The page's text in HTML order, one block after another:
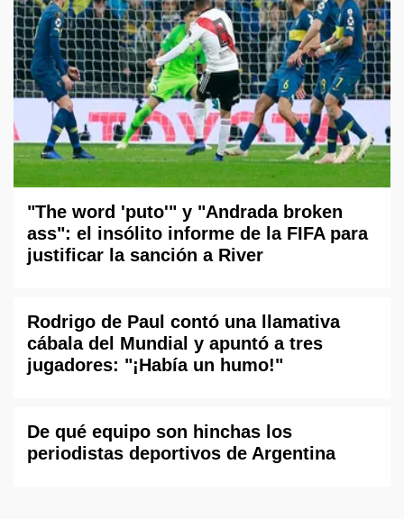
"The word 'puto'" y "Andrada broken
ass": el insólito informe de la FIFA para
justificar la sanción a River
Rodrigo de Paul contó una llamativa
cábala del Mundial y apuntó a tres
jugadores: "¡Había un humo!"
De qué equipo son hinchas los
periodistas deportivos de Argentina